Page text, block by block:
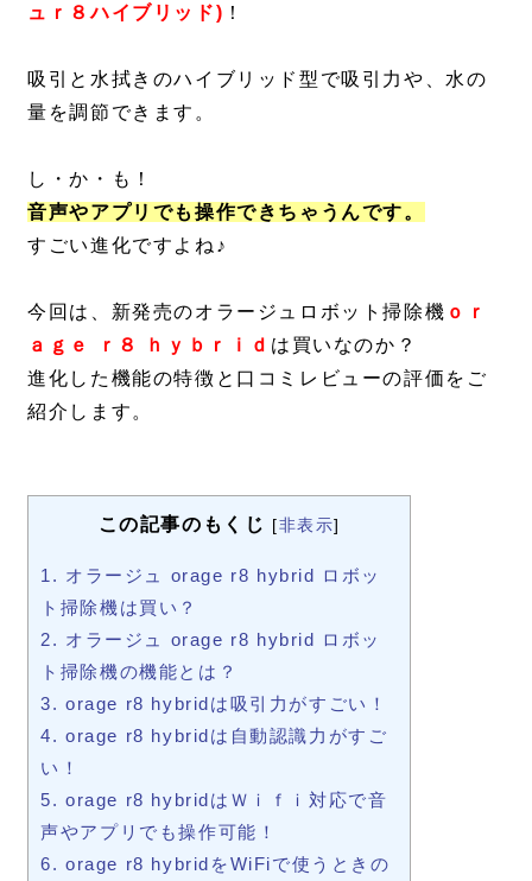
ュｒ８ハイブリッド) ！
吸引と水拭きのハイブリッド型で吸引力や、水の
量を調節できます。
し・か・も！
音声やアプリでも操作できちゃうんです。
すごい進化ですよね♪
今回は、新発売のオラージュロボット掃除機 ｏｒ
ａｇｅ ｒ８ ｈｙｂｒｉｄ は買いなのか？
進化した機能の特徴と口コミレビューの評価をご
紹介します。
この記事のもくじ [非表示]
1. オラージュ orage r8 hybrid ロボッ
ト掃除機は買い？
2. オラージュ orage r8 hybrid ロボッ
ト掃除機の機能とは？
3. orage r8 hybridは吸引力がすごい！
4. orage r8 hybridは自動認識力がすご
い！
5. orage r8 hybridはＷｉｆｉ対応で音
声やアプリでも操作可能！
6. orage r8 hybridをWiFiで使うときの